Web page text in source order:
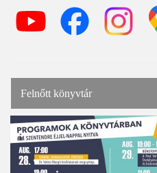
Felnőtt könyvtár